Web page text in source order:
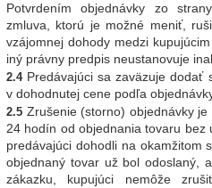
Potvrdením objednávky zo
zmluva, ktorú je možné meniť,
vzájomnej dohody medzi
iný právny predpis neustanovuje
2.4 Predávajúci sa zaväzuje dodať
v dohodnutej cene podľa
2.5 Zrušenie (storno) objednávky
24 hodín od objednania tovaru bez
predávajúci dohodli na okamžitom
objednaný tovar už bol odoslaný,
zákazku, kupujúci nemôže